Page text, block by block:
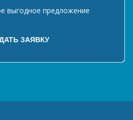
выгодное предложение